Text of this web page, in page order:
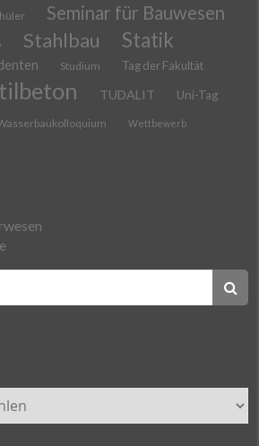
Seminar für Bauwesen
Stahlbau Statik
Studium Tag der Fakultät
TUDALIT Uni-Tag
Wettbewerb